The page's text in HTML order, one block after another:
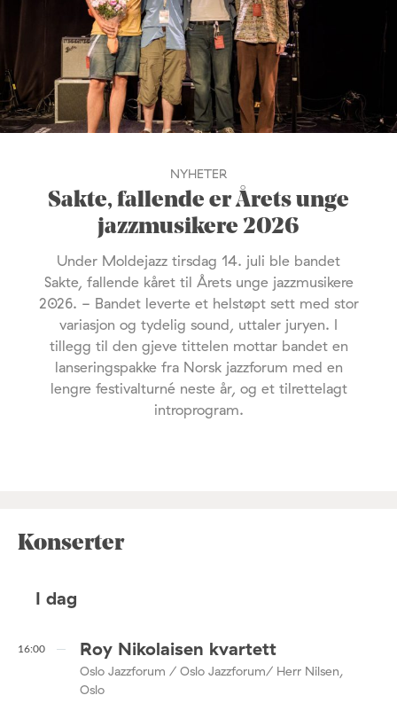
NYHETER
Sakte, fallende er Årets unge
jazzmusikere 2026
Under Moldejazz tirsdag 14. juli ble bandet
Sakte, fallende kåret til Årets unge jazzmusikere
2026. - Bandet leverte et helstøpt sett med stor
variasjon og tydelig sound, uttaler juryen. I
tillegg til den gjeve tittelen mottar bandet en
lanseringspakke fra Norsk jazzforum med en
lengre festivalturné neste år, og et tilrettelagt
introprogram.
Konserter
I dag
16:00 Roy Nikolaisen kvartett
Oslo Jazzforum / Oslo Jazzforum/ Herr Nilsen,
Oslo